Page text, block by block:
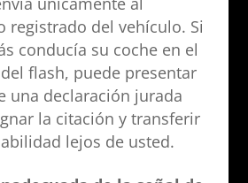
registrado del vehículo. Si
conducía su coche en el
flash, puede presentar
una declaración jurada
la citación y transferir
lejos de usted.